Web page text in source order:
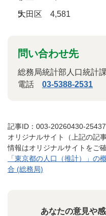
大田区 4,581
問い合わせ先
総務局統計部人口統計課
電話 03-5388-2531
記事ID：003-20260430-
オリジナルサイト（上記の記
情報はオリジナルサイトをご
「東京都の人口（推計）」の
合 (総務局)
あなたの意見や